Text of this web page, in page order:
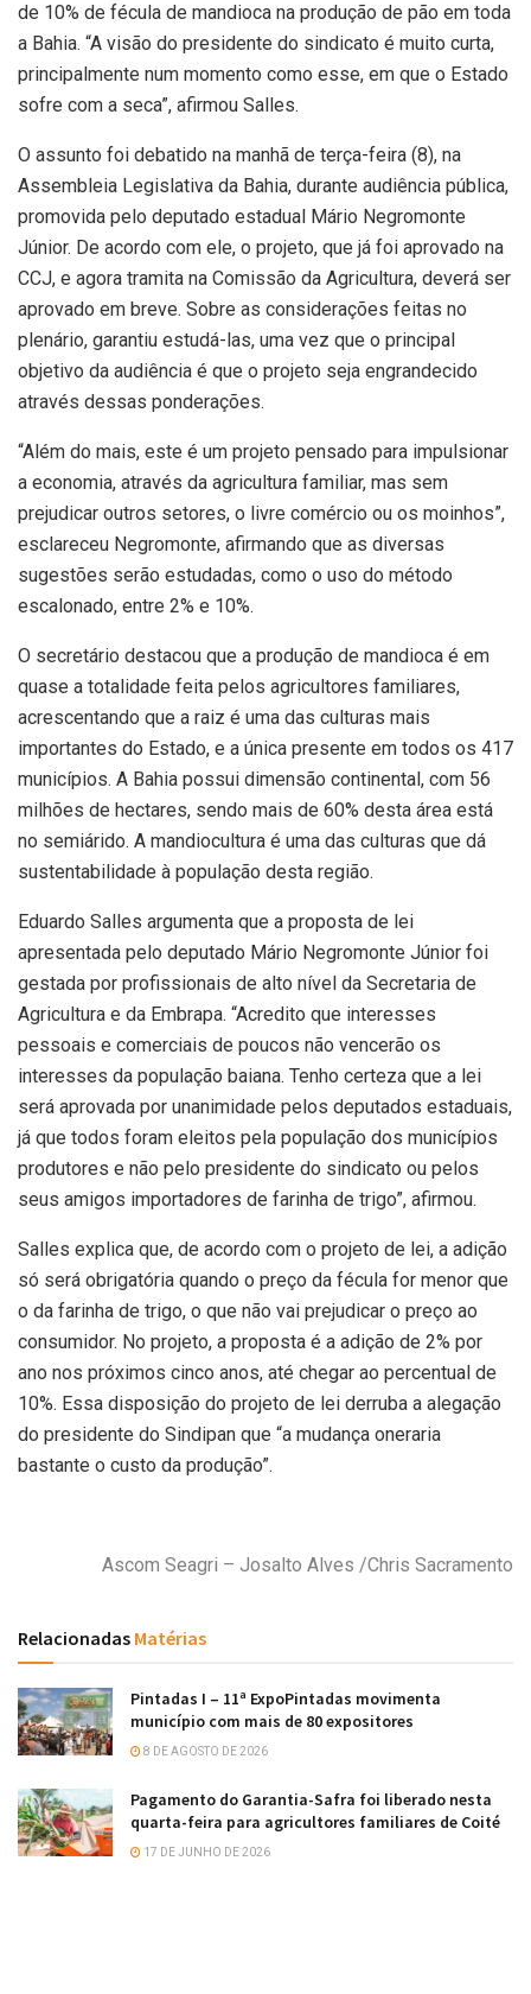
de 10% de fécula de mandioca na produção de pão em toda
a Bahia. “A visão do presidente do sindicato é muito curta,
principalmente num momento como esse, em que o Estado
sofre com a seca”, afirmou Salles.
O assunto foi debatido na manhã de terça-feira (8), na
Assembleia Legislativa da Bahia, durante audiência pública,
promovida pelo deputado estadual Mário Negromonte
Júnior. De acordo com ele, o projeto, que já foi aprovado na
CCJ, e agora tramita na Comissão da Agricultura, deverá ser
aprovado em breve. Sobre as considerações feitas no
plenário, garantiu estudá-las, uma vez que o principal
objetivo da audiência é que o projeto seja engrandecido
através dessas ponderações.
“Além do mais, este é um projeto pensado para impulsionar
a economia, através da agricultura familiar, mas sem
prejudicar outros setores, o livre comércio ou os moinhos”,
esclareceu Negromonte, afirmando que as diversas
sugestões serão estudadas, como o uso do método
escalonado, entre 2% e 10%.
O secretário destacou que a produção de mandioca é em
quase a totalidade feita pelos agricultores familiares,
acrescentando que a raiz é uma das culturas mais
importantes do Estado, e a única presente em todos os 417
municípios. A Bahia possui dimensão continental, com 56
milhões de hectares, sendo mais de 60% desta área está
no semiárido. A mandiocultura é uma das culturas que dá
sustentabilidade à população desta região.
Eduardo Salles argumenta que a proposta de lei
apresentada pelo deputado Mário Negromonte Júnior foi
gestada por profissionais de alto nível da Secretaria de
Agricultura e da Embrapa. “Acredito que interesses
pessoais e comerciais de poucos não vencerão os
interesses da população baiana. Tenho certeza que a lei
será aprovada por unanimidade pelos deputados estaduais,
já que todos foram eleitos pela população dos municípios
produtores e não pelo presidente do sindicato ou pelos
seus amigos importadores de farinha de trigo”, afirmou.
Salles explica que, de acordo com o projeto de lei, a adição
só será obrigatória quando o preço da fécula for menor que
o da farinha de trigo, o que não vai prejudicar o preço ao
consumidor. No projeto, a proposta é a adição de 2% por
ano nos próximos cinco anos, até chegar ao percentual de
10%. Essa disposição do projeto de lei derruba a alegação
do presidente do Sindipan que “a mudança oneraria
bastante o custo da produção”.
Ascom Seagri – Josalto Alves /Chris Sacramento
Relacionadas Matérias
Pintadas I – 11ª ExpoPintadas movimenta
município com mais de 80 expositores
8 DE AGOSTO DE 2026
Pagamento do Garantia-Safra foi liberado nesta
quarta-feira para agricultores familiares de Coité
17 DE JUNHO DE 2026